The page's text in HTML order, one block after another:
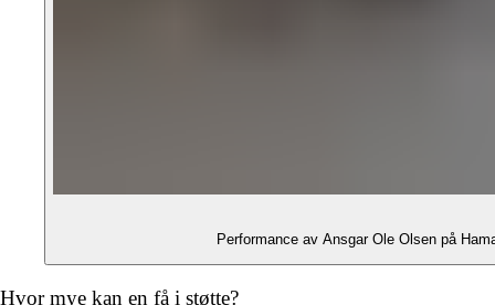
Performance av Ansgar Ole Olsen på
Hvor mye kan en få i støtte?